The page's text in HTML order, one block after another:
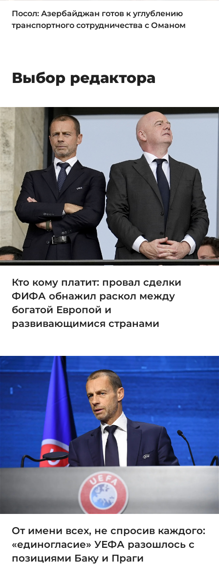
Посол: Азербайджан готов к углублению
транспортного сотрудничества с Оманом
Выбор редактора
Кто кому платит: провал сделки
ФИФА обнажил раскол между
богатой Европой и
развивающимися странами
От имени всех, не спросив каждого:
«единогласие» УЕФА разошлось с
позициями Баку и Праги